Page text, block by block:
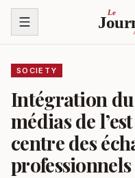
Skip to content Le
SOCIETY
Intégration
médias de
centre des
professionnels